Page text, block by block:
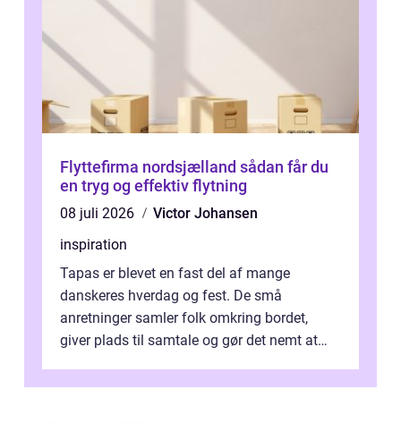
Flyttefirma nordsjælland sådan får du
en tryg og effektiv flytning
08 juli 2026
Victor Johansen
inspiration
Tapas er blevet en fast del af mange
danskeres hverdag og fest. De små
anretninger samler folk omkring bordet,
giver plads til samtale og gør det nemt at